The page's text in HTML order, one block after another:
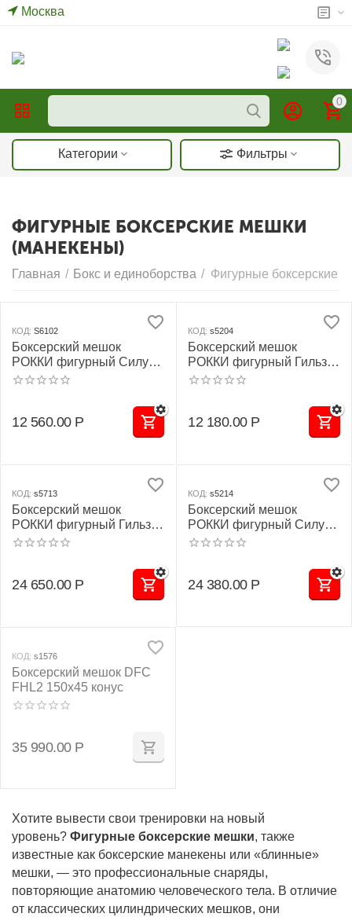
Москва
0
Категории Фильтры
ФИГУРНЫЕ БОКСЕРСКИЕ МЕШКИ
(МАНЕКЕНЫ)
Главная / Бокс и единоборства / Фигурные боксерские
Хотите вывести свои тренировки на новый
уровень? Фигурные боксерские мешки, также
известные как боксерские манекены или «блинные»
мешки, — это профессиональные снаряды,
повторяющие анатомию человеческого тела. В отличие
от классических цилиндрических мешков, они
КОД: S6102
Боксерский мешок
РОККИ фигурный Силуэт
тент 900 г/м2 для улицы
12 560.00 Р
КОД: s5204
Боксерский мешок
РОККИ фигурный Гильза
тент 900 г/м2 для улицы
12 180.00 Р
КОД: s5713
Боксерский мешок
РОККИ фигурный Гильза
натуральная кожа
24 650.00 Р
КОД: s5214
Боксерский мешок
РОККИ фигурный Силуэт
кожа
24 380.00 Р
КОД: s1576
Боксерский мешок DFC
FHL2 150х45 конус
35 990.00 Р